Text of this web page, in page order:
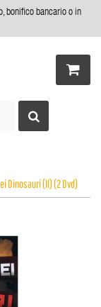
bonifico bancario o in
Dinosauri (Il) (2 Dvd)